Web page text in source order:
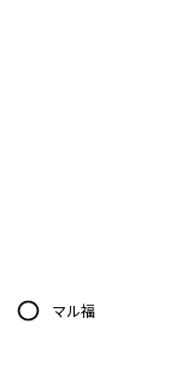
マル福